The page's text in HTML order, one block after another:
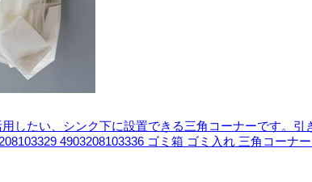
したい、シンク下に設置できる三角コーナーです。
4903208103336 ゴミ箱 ゴミ入れ 三角コー